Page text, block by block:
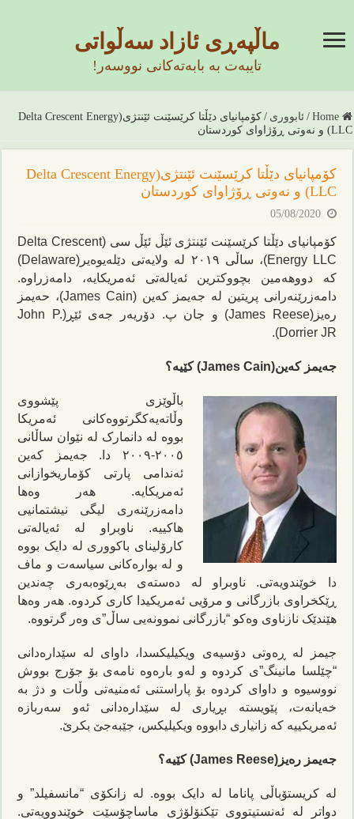
ماڵپەڕی ئازاد سەڵواتی
تایبەت بە بابەتەکانی نووسەر!
Home
/ ئابووری /
کۆمپانیای دێڵتا کرێسێنت ئێنتژی(Delta Crescent Energy
LLC) و نەوتی ڕۆژاوای کوردستان
کۆمپانیای دێڵتا کرێسێنت ئێنتژی(Delta Crescent Energy
LLC) و نەوتی ڕۆژاوای کوردستان
05/08/2020
کۆمپانیای دێڵتا کرێسێنت ئێنتژی ئێڵ ئێڵ سی (Delta Crescent
Energy LLC)، ساڵی ٢٠١٩ لە ولایەتی دێلەیوەیر(Delaware)
کە دووهەمین بچووکترین ئەیالەتی ئەمریکایە، دامەزراوە.
دامەزرێنەرانی پریتین لە جەیمز کەین (James Cain)، حەیمز
رەیز(James Reese) و جان پ. دۆریەر جەی ئێڕ(John P.
Dorrier JR).
جەیمز کەین(James Cain) کێیە؟
باڵوێزی پێشووی
وڵاتەیەکگرتووەکانی ئەمریکا
بووە لە دانمارک لە نێوان ساڵانی
٢٠٠٥-٢٠٠٩ دا. جەیمز کەین
ئەندامی پارتی کۆماریخوازانی
ئەمریکایە. هەر وەها
دامەزرێنەری لیگی نیشتمانیی
هاکییە. ناوبراو لە ئەیالەتی
کارۆلینای باکووری لە دایک بووە
و لە بوارەکانی سیاسەت و ماف
دا خوێندویەتی. ناوبراو لە دەستەی بەڕێوەبەری چەندین
ڕێکخراوی بازرگانی و مرۆیی ئەمریکیدا کاری کردوە. هەر وەها
هێندێک نازناوی وەکو “بازرگانی نموونەیی ساڵ”ی وەر گرتووە.
جیمز لە ڕەوتی دۆسیەی ویکیلیکسدا، داوای لە سێدارەدانی
“چێلسا مانینگ”ی کردوە و لەو بارەوە نامەی بۆ جۆرج بووش
نووسیوە و داوای کردوە بۆ پاراستنی ئەمنیەتی وڵات و دژ بە
خەیانەت، پێویستە بڕیاری لە سێدارەدانی ئەو سەربازە
ئەمریکییە کە زانیاری دابووە ویکیلیکس، جێبەجێ بکرێ.
جەیمز رەیز(James Reese) کێیە؟
لە کریستۆباڵی پاناما لە دایک بووە. لە زانکۆی “مانسفیلد” و
دواتر لە ئەنستیتووی تێکنۆلۆژی ماساچۆسێت خوێندوویەتی.